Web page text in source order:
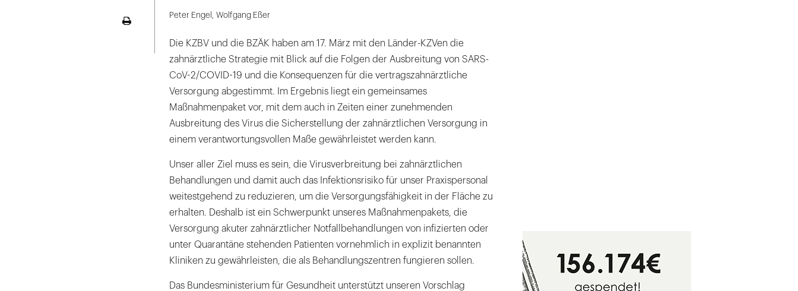
Peter Engel Wolfgang Eßer
Die KZBV und die BZÄK haben am 17. März mit den Länder-KZVen die
zahnärztliche Strategie mit Blick auf die Folgen der Ausbreitung von SARS-
CoV-2/COVID-19 und die Konsequenzen für die vertragszahnärztliche
Versorgung abgestimmt. Im Ergebnis liegt ein gemeinsames
Maßnahmenpaket vor, mit dem auch in Zeiten einer zunehmenden
Ausbreitung des Virus die Sicherstellung der zahnärztlichen Versorgung in
einem verantwortungsvollen Maße gewährleistet werden kann.
Unser aller Ziel muss es sein, die Virusverbreitung bei zahnärztlichen
Behandlungen und damit auch das Infektionsrisiko für unser Praxispersonal
weitestgehend zu reduzieren, um die Versorgungsfähigkeit in der Fläche zu
erhalten. Deshalb ist ein Schwerpunkt unseres Maßnahmenpakets, die
Versorgung akuter zahnärztlicher Notfallbehandlungen von infizierten oder
unter Quarantäne stehenden Patienten vornehmlich in explizit benannten
Kliniken zu gewährleisten, die als Behandlungszentren fungieren sollen.
Das Bundesministerium für Gesundheit unterstützt unseren Vorschlag